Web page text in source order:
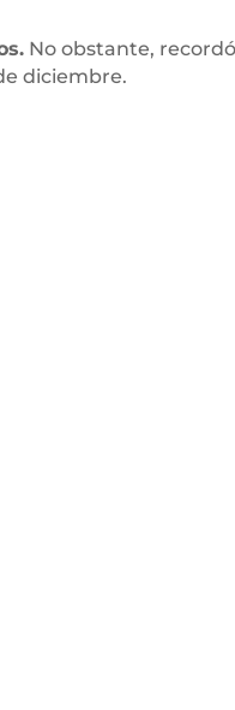
No obstante,
diciembre.